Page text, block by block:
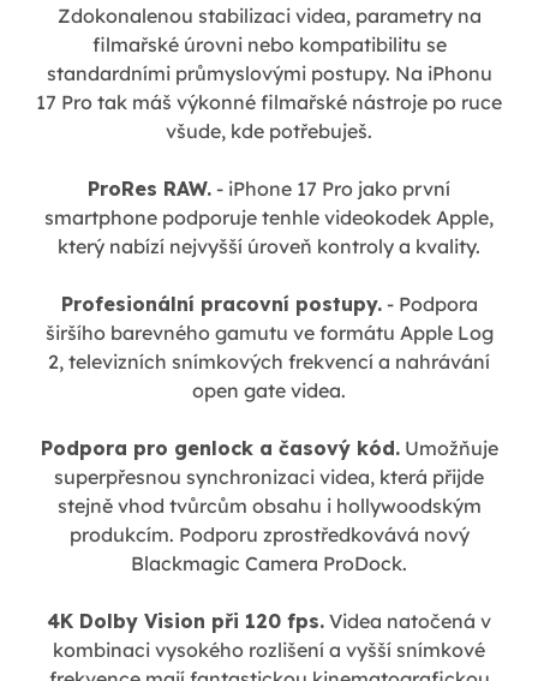
Zdokonalenou stabilizaci videa, parametry na
filmařské úrovni nebo kompatibilitu se
standardními průmyslovými postupy. Na iPhonu
17 Pro tak máš výkonné filmařské nástroje po ruce
všude, kde potřebuješ.
ProRes RAW. - iPhone 17 Pro jako první
smartphone podporuje tenhle videokodek Apple,
který nabízí nejvyšší úroveň kontroly a kvality.
Profesionální pracovní postupy.- Podpora
širšího barevného gamutu ve formátu Apple Log
2, televizních snímkových frekvencí a nahrávání
open gate videa.
Podpora pro genlock a časový kód.Umožňuje
superpřesnou synchronizaci videa, která přijde
stejně vhod tvůrcům obsahu i hollywoodským
produkcím. Podporu zprostředkovává nový
Blackmagic Camera ProDock.
4K Dolby Vision při 120 fps. Videa natočená v
kombinaci vysokého rozlišení a vyšší snímkové